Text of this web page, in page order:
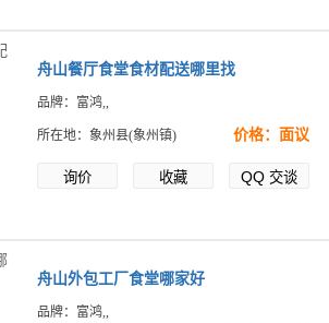
舟山餐厅食堂食材配送哪里找
品牌：富鸿,,
所在地：象州县(象州镇) 价格：面议
询价 收藏 QQ 交谈
舟山外包工厂食堂哪家好
品牌：富鸿,,